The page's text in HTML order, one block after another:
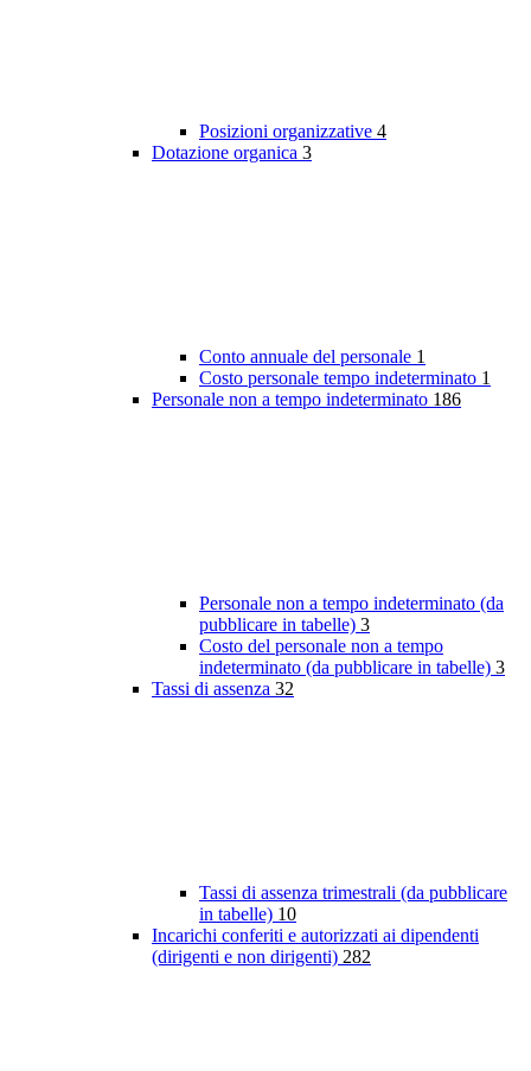
Posizioni organizzative 4
Dotazione organica 3
Conto annuale del personale 1
Costo personale tempo indeterminato 1
Personale non a tempo indeterminato 186
Personale non a tempo indeterminato (da
pubblicare in tabelle) 3
Costo del personale non a tempo
indeterminato (da pubblicare in tabelle) 3
Tassi di assenza 32
Tassi di assenza trimestrali (da pubblicare
in tabelle) 10
Incarichi conferiti e autorizzati ai dipendenti
(dirigenti e non dirigenti) 282